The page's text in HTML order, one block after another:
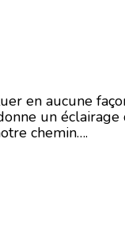
en aucune
un
chemin….